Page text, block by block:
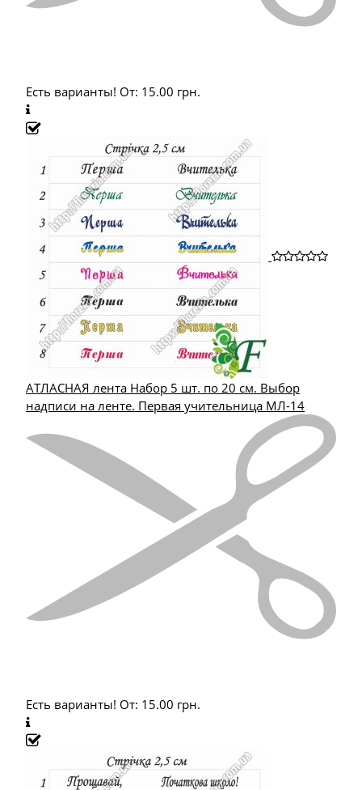
Есть варианты! От: 15.00 грн.
АТЛАСНАЯ лента Набор 5 шт. по 20 см. Выбор
надписи на ленте. Первая учительница МЛ-14
Есть варианты! От: 15.00 грн.